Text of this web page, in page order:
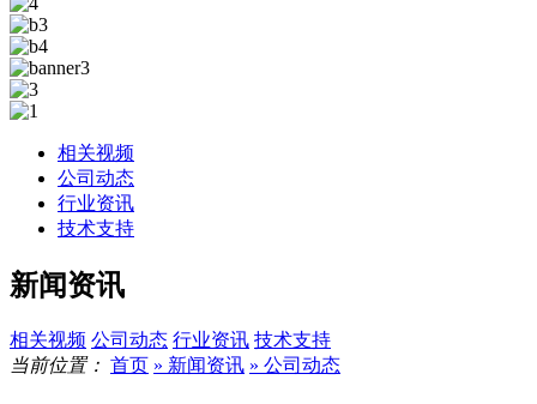
相关视频
公司动态
行业资讯
技术支持
新闻资讯
相关视频 公司动态 行业资讯 技术支持
当前位置： 首页 » 新闻资讯 » 公司动态